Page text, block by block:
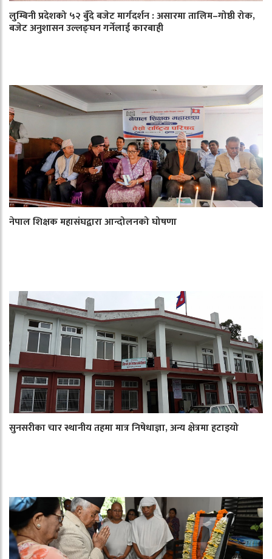
लुम्बिनी प्रदेशको ५२ बुँदे बजेट मार्गदर्शन : असारमा तालिम–गोष्ठी रोक,
बजेट अनुशासन उल्लङ्घन गर्नेलाई कारबाही
नेपाल शिक्षक महासंघद्वारा आन्दोलनको घोषणा
सुनसरीका चार स्थानीय तहमा मात्र निषेधाज्ञा, अन्य क्षेत्रमा हटाइयो